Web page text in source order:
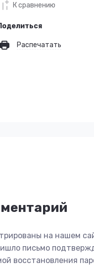
К сравнению
Распечатать
на нашем
письмо
восстановления